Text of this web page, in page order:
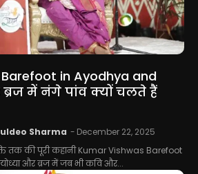
in Ayodhya and
ब्रज में नंगे पांव क्यों चलते हैं
Sharma - December 22, 2025
तक की पूरी कहानी Kumar Vishwas Barefoot
और ब्रज में जब भी कवि और...